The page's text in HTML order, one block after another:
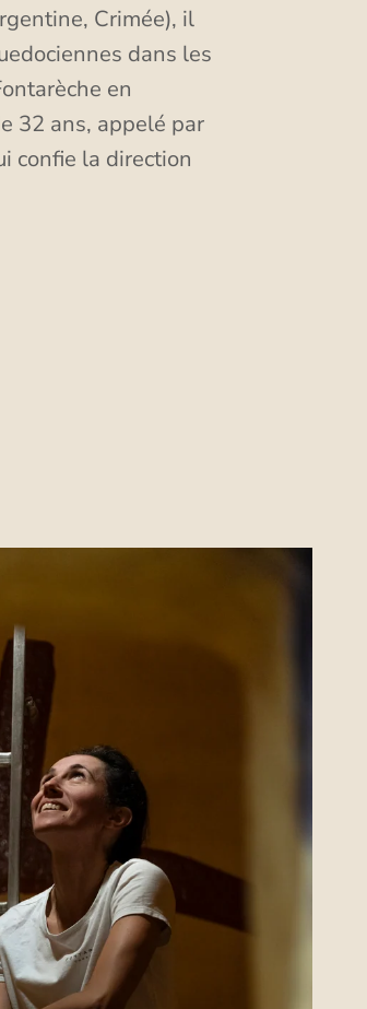
Crimée), il
dans les
en
32 ans, appelé par
confie la direction